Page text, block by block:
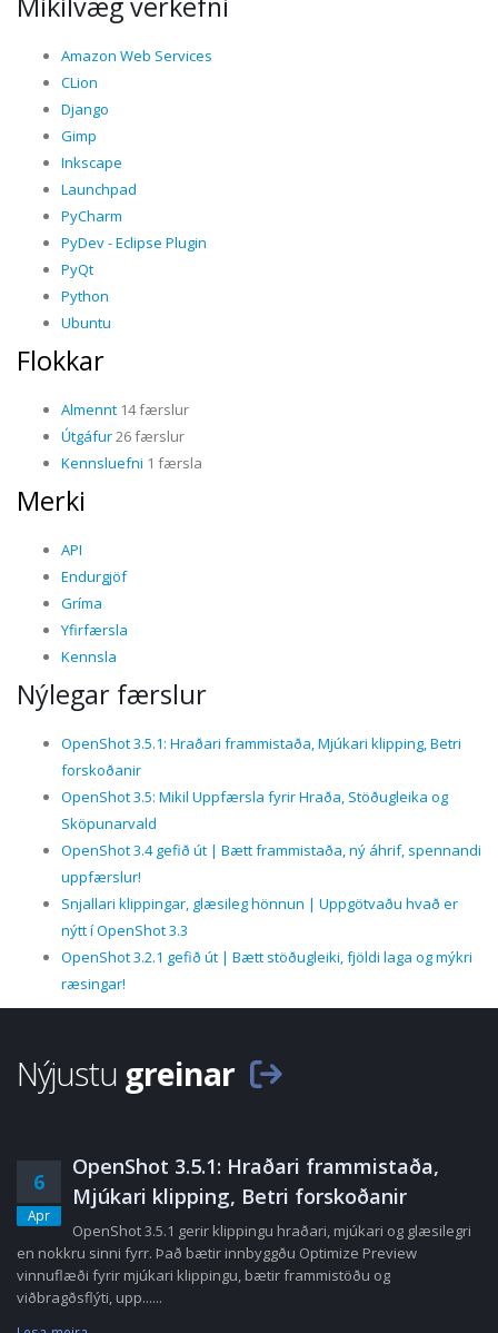
Amazon Web Services
CLion
Django
Gimp
Inkscape
Launchpad
PyCharm
PyDev - Eclipse Plugin
PyQt
Python
Ubuntu
Flokkar
Almennt 14 færslur
Útgáfur26 færslur
Kennsluefni 1 færsla
Merki
API
Endurgjöf
Gríma
Yfirfærsla
Kennsla
Nýlegar færslur
OpenShot 3.5.1: Hraðari frammistaða, Mjúkari klipping, Betri
forskoðanir
OpenShot 3.5: Mikil Uppfærsla fyrir Hraða, Stöðugleika og
Sköpunarvald
OpenShot 3.4 gefið út | Bætt frammistaða, ný áhrif, spennandi
uppfærslur!
Snjallari klippingar, glæsileg hönnun | Uppgötvaðu hvað er
nýtt í OpenShot 3.3
OpenShot 3.2.1 gefið út | Bætt stöðugleiki, fjöldi laga og mýkri
ræsingar!
Nýjustu greinar
6
Apr
OpenShot 3.5.1: Hraðari frammistaða,
Mjúkari klipping, Betri forskoðanir
OpenShot 3.5.1 gerir klippingu hraðari, mjúkari og glæsilegri
en nokkru sinni fyrr. Það bætir innbyggðu Optimize Preview
vinnuflæði fyrir mjúkari klippingu, bætir frammistöðu og
viðbragðsflýti, upp......